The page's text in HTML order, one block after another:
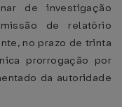
de investigação
de relatório
no prazo de trinta
prorrogação por
da autoridade